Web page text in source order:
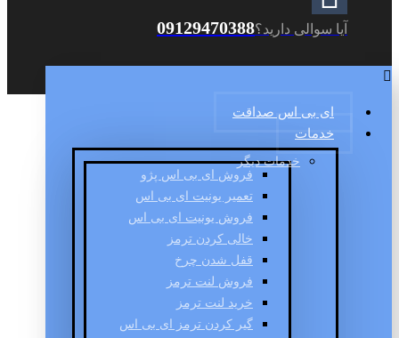
آیا سوالی دارید؟09129470388
ای بی اس صداقت
خدمات
خدمات دیگر
فروش ای بی اس پژو
تعمیر یونیت ای بی اس
فروش یونیت ای بی اس
خالی کردن ترمز
قفل شدن چرخ
فروش لنت ترمز
خرید لنت ترمز
گیر کردن ترمز ای بی اس